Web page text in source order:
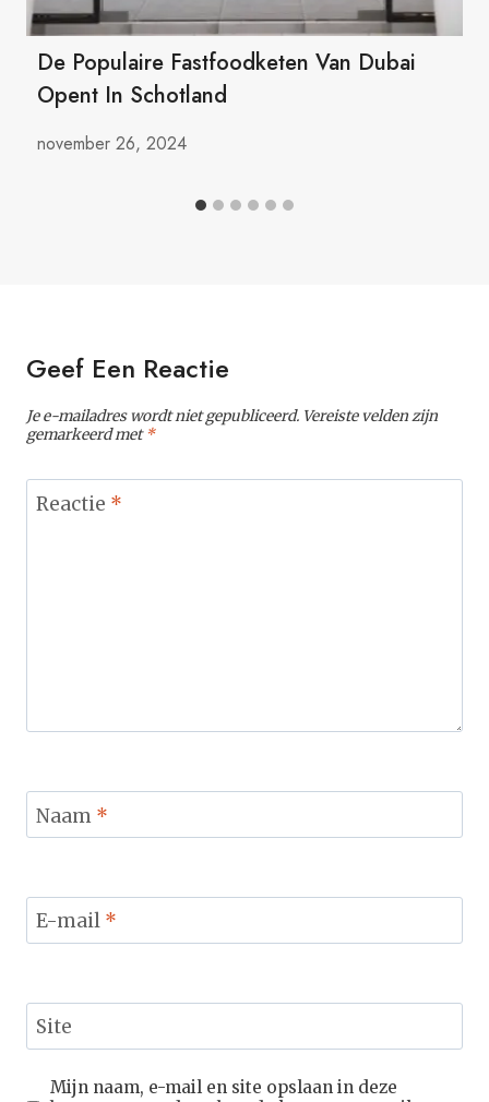
De Populaire Fastfoodketen Van Dubai
Opent In Schotland
november 26, 2024
Geef Een Reactie
Je e-mailadres wordt niet gepubliceerd. Vereiste velden zijn
gemarkeerd met*
Reactie *
Naam *
E-mail *
Site
Mijn naam, e-mail en site opslaan in deze